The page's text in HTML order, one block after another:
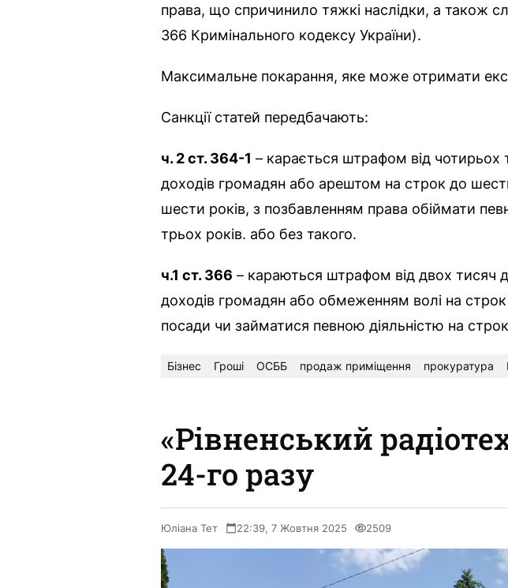
права, що спричинило тяжкі наслідки, а також
366 Кримінального кодексу України).
Максимальне покарання, яке може отримати
Санкції статей передбачають:
ч. 2 ст. 364-1 – карається штрафом від чотирьох
доходів громадян або арештом на строк до
шести років, з позбавленням права обіймати
трьох років. або без такого.
ч.1 ст. 366 – караються штрафом від двох тисяч
доходів громадян або обмеженням волі на
посади чи займатися певною діяльністю на
Бізнес Гроші ОСББ продаж приміщення прокуратура
«Рівненський
24-го разу
Юліана Тет 22:39, 7 Жовтня 2025 2509